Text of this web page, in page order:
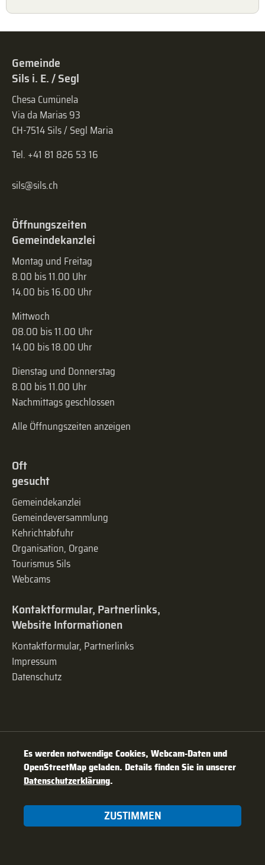
Gemeinde
Sils i. E. / Segl
Chesa Cumünela
Via da Marias 93
CH-7514 Sils / Segl Maria
Tel. +41 81 826 53 16
sils@sils.ch
Öffnungszeiten
Gemeindekanzlei
Montag und Freitag
8.00 bis 11.00 Uhr
14.00 bis 16.00 Uhr
Mittwoch
08.00 bis 11.00 Uhr
14.00 bis 18.00 Uhr
Dienstag und Donnerstag
8.00 bis 11.00 Uhr
Nachmittags geschlossen
Alle Öffnungszeiten anzeigen
Oft
gesucht
Gemeindekanzlei
Gemeinde­versammlung
Kehrichtabfuhr
Organisation, Organe
Tourismus Sils
Webcams
Kontaktformular, Partnerlinks,
Website Informationen
Kontaktformular, Partnerlinks
Impressum
Datenschutz
Es werden notwendige Cookies, Webcam-Daten und
OpenStreetMap geladen. Details finden Sie in unserer
Datenschutzerklärung.
ZUSTIMMEN